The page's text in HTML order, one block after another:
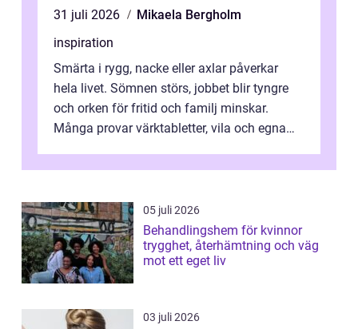
31 juli 2026
Mikaela Bergholm
inspiration
Smärta i rygg, nacke eller axlar påverkar
hela livet. Sömnen störs, jobbet blir tyngre
och orken för fritid och familj minskar.
Många provar värktabletter, vila och egna
05 juli 2026
Behandlingshem för kvinnor
trygghet, återhämtning och väg
mot ett eget liv
03 juli 2026